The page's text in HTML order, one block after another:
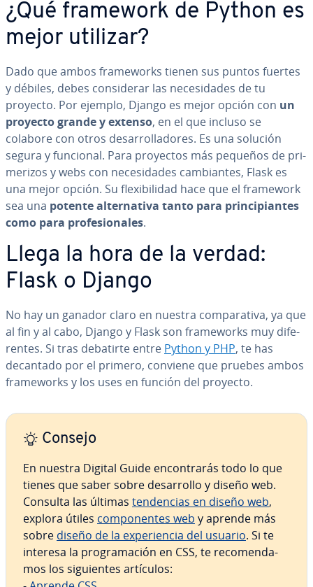
¿Qué framework de Python es
mejor utilizar?
Dado que ambos fra­me­wo­r­ks tienen sus puntos fuertes
y débiles, debes co­n­si­de­rar las ne­ce­si­da­des de tu
proyecto. Por ejemplo, Django es mejor opción con un
proyecto grande y extenso, en el que incluso se
colabore con otros de­sa­rro­lla­do­res. Es una solución
segura y funcional. Para proyectos más pequeños de pri­
me­ri­zos y webs con ne­ce­si­da­des ca­m­bia­n­tes, Flask es
una mejor opción. Su fle­xi­bi­li­dad hace que el framework
sea una potente al­te­r­na­ti­va tanto para pri­n­ci­pia­n­tes
como para pro­fe­sio­na­les.
Llega la hora de la verdad:
Flask o Django
No hay un ganador claro en nuestra co­m­pa­ra­ti­va, ya que
al fin y al cabo, Django y Flask son fra­me­wo­r­ks muy di­fe­
re­n­tes. Si tras debatirte entre Python y PHP, te has
decantado por el primero, conviene que pruebes ambos
fra­me­wo­r­ks y los uses en función del proyecto.
Consejo
En nuestra Digital Guide en­co­n­tra­rás todo lo que
tienes que saber sobre de­sa­rro­llo y diseño web.
Consulta las últimas te­n­de­n­cias en diseño web,
explora útiles co­m­po­ne­n­tes web y aprende más
sobre diseño de la ex­pe­rie­n­cia del usuario. Si te
interesa la pro­gra­ma­ción en CSS, te re­co­me­n­da­
mos los si­guie­n­tes artículos: